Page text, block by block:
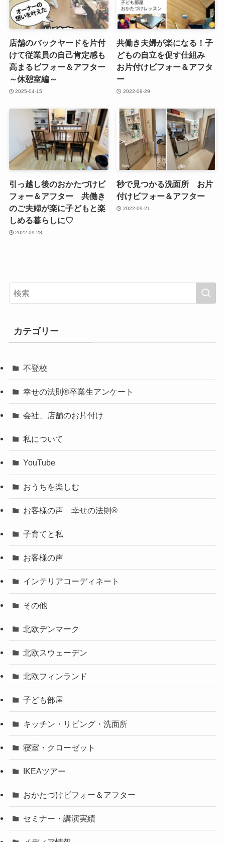
店舗のバックヤードを片付
けて従業員の自己肯定感も
高まるビフォー＆アフター
～休憩室編～
2025-04-15
共働き夫婦が楽になる！子
どもの自立を促す仕組み
お片付けビフォー＆アフタ
ー
2022-09-29
引っ越し後のおかたづけビ
フォー＆アフター 共働き
のご夫婦が楽に子どもと楽
しめる暮らしに♡
2022-09-28
秒で見つかる洗面所 お片
付けビフォー＆アフター
2022-09-21
カテゴリー
不登校
幸せの法則®卒業生アンケート
会社、店舗のお片付け
私について
YouTube
おうちを楽しむ
お客様の声 幸せの法則®︎
子育てと私
お客様の声
インテリアコーディネート
その他
北欧デンマーク
北欧スウェーデン
北欧フィンランド
子ども部屋
キッチン・リビング・洗面所
寝室・クローゼット
IKEAツアー
おかたづけビフォー＆アフター
セミナー・講演実績